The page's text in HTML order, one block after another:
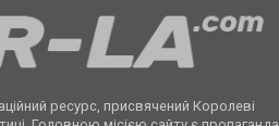
ресурс, присвячений Королеві